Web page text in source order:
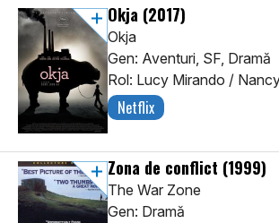
Okja (2017)
Okja
Gen: Aventuri, SF, Dramă
Rol: Lucy Mirando /
Netflix
Zona de conflict (1999)
The War Zone
Gen: Dramă